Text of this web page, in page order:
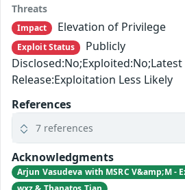
Threats
Impact Elevation of Privilege
Exploit Status
Publicly
Release:Exploitation Less Likely
References
7 references
Acknowledgments
Arjun Vasudeva with MSRC V&amp;M -